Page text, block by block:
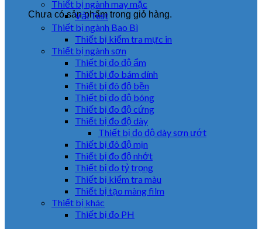
Chưa có sản phẩm trong giỏ hàng.
Thiết bị ngành may mặc
Vải Test
Thiết bị ngành Bao Bì
Thiết bị kiểm tra mực in
Thiết bị ngành sơn
Thiết bị đo độ ẩm
Thiết bị đo bám dính
Thiết bị đô độ bền
Thiết bị đo độ bóng
Thiết bị đo độ cứng
Thiết bị đo độ dày
Thiết bị đo độ dày sơn ướt
Thiết bị đô độ mịn
Thiết bị đo độ nhớt
Thiết bị đo tỷ trọng
Thiết bị kiểm tra màu
Thiết bị tạo màng film
Thiết bị khác
Thiết bị đo PH